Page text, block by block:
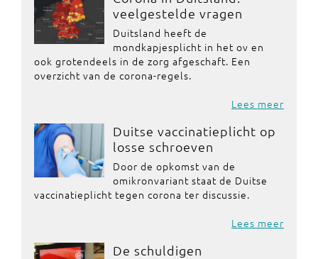
veelgestelde vragen
Duitsland heeft de
mondkapjesplicht in het ov en
ook grotendeels in de zorg afgeschaft. Een
overzicht van de corona-regels.
Lees meer
Duitse vaccinatieplicht op
losse schroeven
Door de opkomst van de
omikronvariant staat de Duitse
vaccinatieplicht tegen corona ter discussie.
Lees meer
De schuldigen